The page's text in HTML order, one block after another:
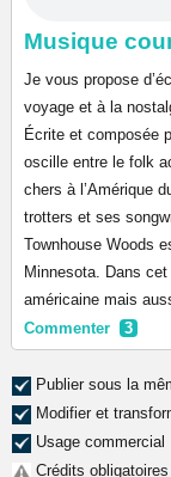
Musique
Je vous propose
voyage et à la
Écrite et composée
oscille entre le folk
chers à l’Amérique
trotters et ses
Townhouse Woods
Minnesota. Dans
américaine mais
Commenter 3
Publier sous la
Modifier et
Usage commercial
Crédits obligatoires